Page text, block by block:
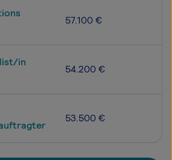
57.100 €
in
54.200 €
53.500 €